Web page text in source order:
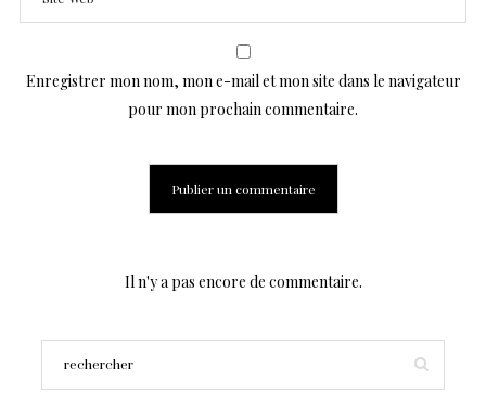
Enregistrer mon nom, mon e-mail et mon site dans le navigateur
pour mon prochain commentaire.
Il n'y a pas encore de commentaire.